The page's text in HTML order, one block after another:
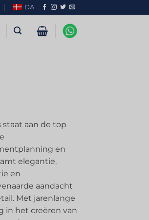
DA
staat aan de top
en
elegantie,
en
aandacht
Met jarenlange
in het creëren van